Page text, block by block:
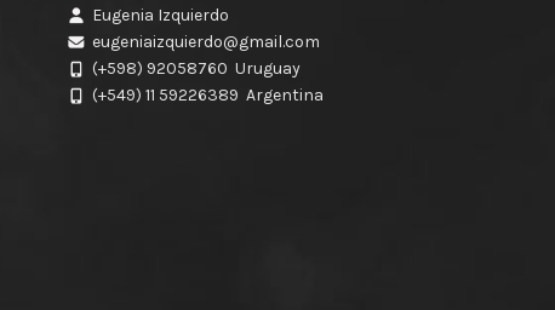
Eugenia Izquierdo
eugeniaizquierdo@gmail.com
(+598) 92058760 Uruguay
(+549) 11 59226389 Argentina